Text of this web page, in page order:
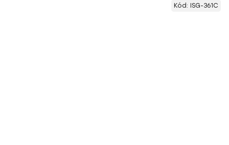
Kód: ISG-361C